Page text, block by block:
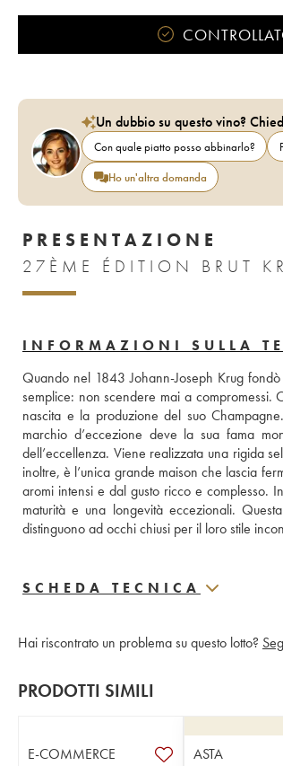
Un dubbio su questo vino?
Con quale piatto posso abbinarlo?
Ho un'altra domanda
PRESENTAZIONE
27ÈME ÉDITION BRUT
INFORMAZIONI SULLA
Quando nel 1843 Johann-Joseph Krug
semplice: non scendere mai a
nascita e la produzione del suo
marchio d’eccezione deve la sua fama
dell’eccellenza. Viene realizzata una rigida
inoltre, è l’unica grande maison che lascia
aromi intensi e dal gusto ricco e complesso.
maturità e una longevità eccezionali.
distinguono ad occhi chiusi per il loro stile
SCHEDA TECNICA
Hai riscontrato un problema su questo lotto?
PRODOTTI SIMILI
E-COMMERCE ASTA